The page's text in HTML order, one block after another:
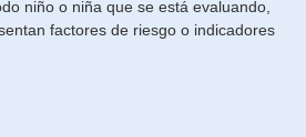
niño o niña que se está evaluando,
factores de riesgo o indicadores